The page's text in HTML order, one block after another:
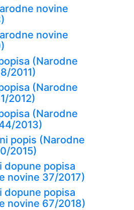
novine
novine
(Narodne
2011)
(Narodne
2012)
(Narodne
2013)
popis (Narodne
2015)
dopune popisa
novine 37/2017)
dopune popisa
novine 67/2018)